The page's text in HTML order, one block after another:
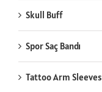
Skull Buff
Spor Saç Bandı
Tattoo Arm Sleeves